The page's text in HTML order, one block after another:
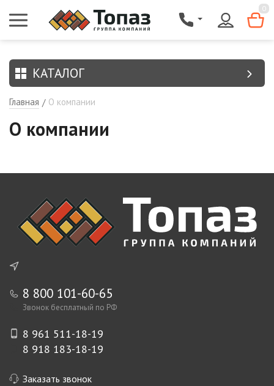
0
КАТАЛОГ
Главная / О компании
О компании
8 800 101-60-65
Звонок бесплатный по РФ
8 961 511-18-19
8 918 183-18-19
Заказать звонок